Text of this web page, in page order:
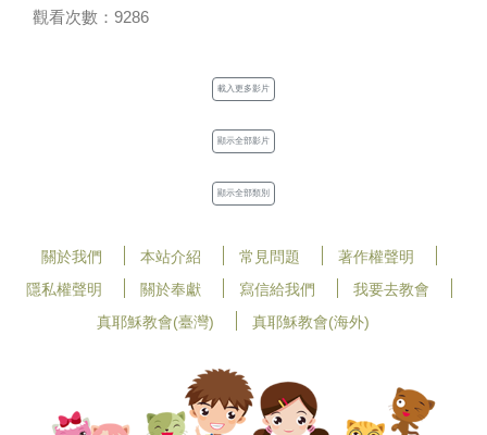
觀看次數：9286
載入更多影片
顯示全部影片
顯示全部類別
關於我們 本站介紹 常見問題
著作權聲明
隱私權聲明
關於奉獻 寫信給我們
我要去教會
真耶穌教會(臺灣)
真耶穌教會(海外)